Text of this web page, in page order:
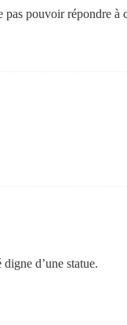
pas pouvoir répondre
d’une statue.